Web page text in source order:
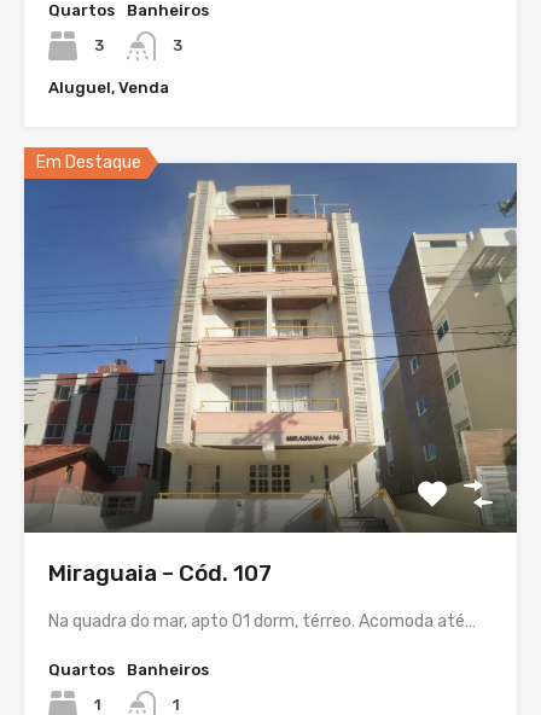
Quartos
3
Banheiros
3
Aluguel, Venda
Em Destaque
Miraguaia – Cód. 107
Na quadra do mar, apto 01 dorm, térreo. Acomoda até…
Quartos
1
Banheiros
1